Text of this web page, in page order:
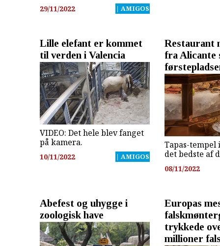
29/11/2022 | AMIGOS
Lille elefant er kommet
til verden i Valencia
VIDEO: Det hele blev fanget
på kamera.
10/11/2022 | AMIGOS
Restaurant
fra Alicante
Tapas-
det bedste af
08/11/2022
Abefest og uhygge i
zoologisk have
Europas
trykkede
millioner